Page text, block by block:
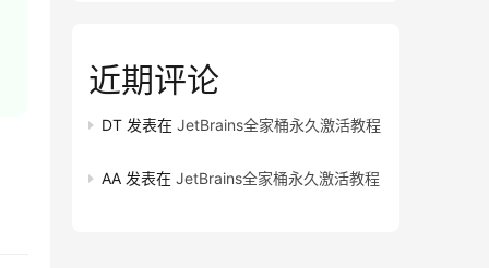
近期评论
DT 发表在 JetBrains全家桶永久激活教程
AA 发表在 JetBrains全家桶永久激活教程